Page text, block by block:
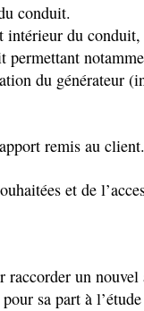
conduit.
intérieur du conduit,
du générateur
remis au client.
et de
un
sa part à